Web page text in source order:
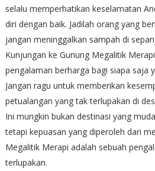
selalu memperhatikan keselamatan
diri dengan baik. Jadilah orang yang
jangan meninggalkan sampah di
Kunjungan ke Gunung Megalitik
pengalaman berharga bagi siapa saja
Jangan ragu untuk memberikan
petualangan yang tak terlupakan di
Ini mungkin bukan destinasi yang
tetapi kepuasan yang diperoleh dari
Megalitik Merapi adalah sebuah
terlupakan.